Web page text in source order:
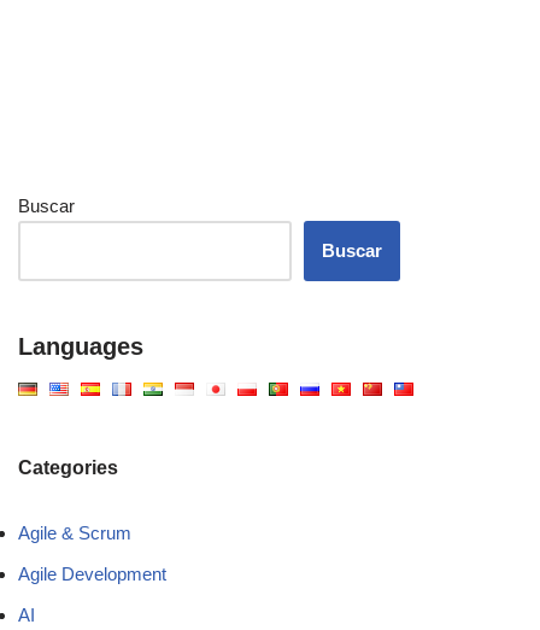
Buscar
Buscar
Languages
Categories
Agile & Scrum
Agile Development
AI